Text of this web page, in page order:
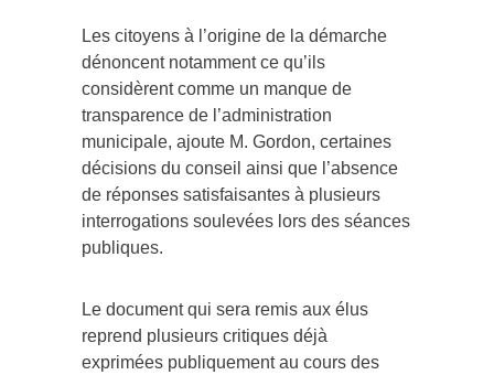
Les citoyens à l’origine de la démarche
dénoncent notamment ce qu’ils
considèrent comme un manque de
transparence de l’administration
municipale, ajoute M. Gordon, certaines
décisions du conseil ainsi que l’absence
de réponses satisfaisantes à plusieurs
interrogations soulevées lors des séances
publiques.
Le document qui sera remis aux élus
reprend plusieurs critiques déjà
exprimées publiquement au cours des